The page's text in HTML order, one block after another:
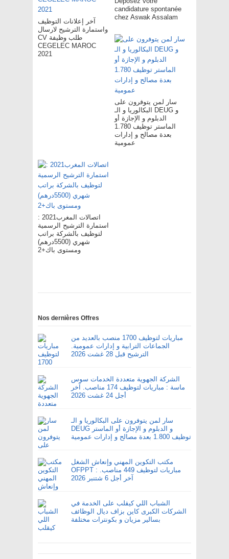
آخر إعلانات التوظيف
واستمارة الترشيح لارسال
CV طلب وظيفة
CEGELEC MAROC
2021
candidature spontanée
chez Aswak Assalam
سار لمن يتوفرون على
البكالوريا و الـ DEUG و
الدبلوم و الإجازة أو
الماستر توظيف 1.780
بعدة مصالح و إدارات
عمومية
اتصالات المغرب2021 :
استمارة الترشيح الرسمية
لتوظيف بالشركة براتب
شهري (5500درهم)
ومستوى باك+2
Nos dernières Offres
مباريات لتوظيف 1700 منصب بالعديد من
الجماعات الترابية و إدارات عمومية.
الترشيح قبل 28 غشت 2026
الشركة الجهوية متعددة الخدمات سوس
ماسة : مباريات لتوظيف 174 مناصب. آخر
أجل 24 غشت 2026
سار لمن يتوفرون على البكالوريا و الـ
DEUG و الدبلوم و الإجازة أو الماستر
توظيف 1.800 بعدة مصالح و إدارات عمومية
مكتب التكوين المهني وإنعاش الشغل
OFPPT : مباريات لتوظيف 449 مناصب.
آخر أجل 6 شتنبر 2026
الشباب اللي كيقلب على الخدمة في
الشركات الكبرى كاين بزاف ديال الوظائف
بسالير مزيان و بكونترات مختلفة